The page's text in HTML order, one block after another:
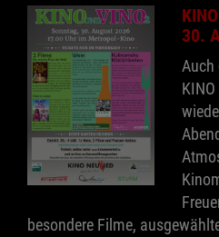
30.
Auch
besondere Filme,